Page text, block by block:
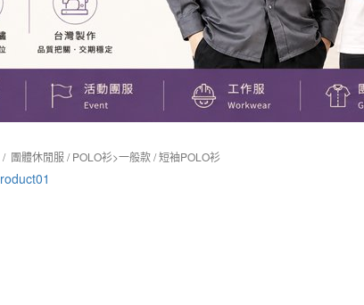
/ 團體休閒服 /POLO衫>一般款/ 短袖POLO衫